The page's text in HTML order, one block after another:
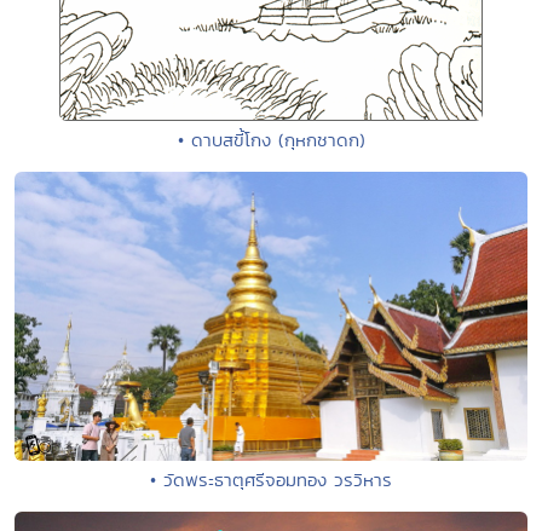
• ดาบสขี้โกง (กุหกชาดก)
• วัดพระธาตุศรีจอมทอง วรวิหาร